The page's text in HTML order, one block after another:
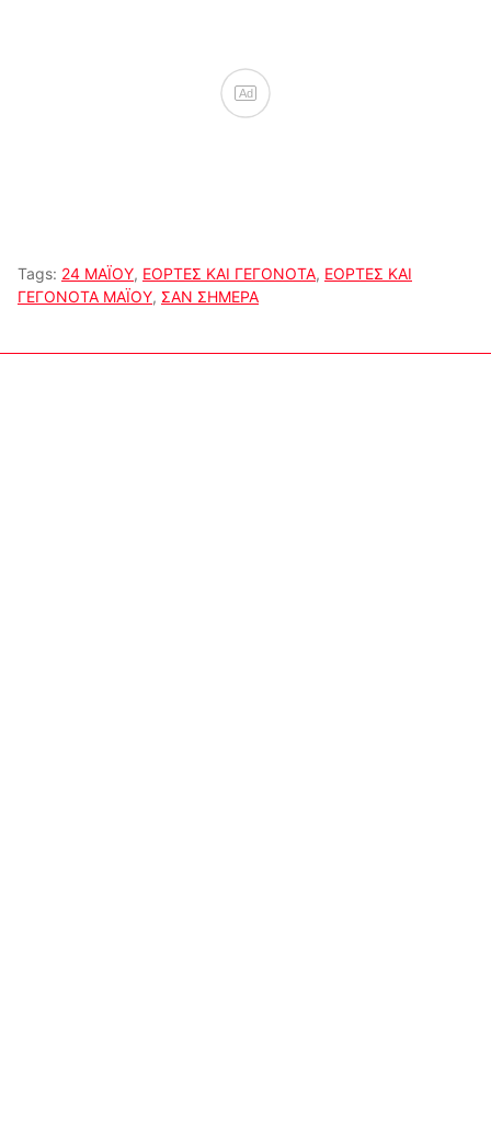
Ad
Tags: 24 ΜΑΪΟΥ, ΕΟΡΤΕΣ ΚΑΙ ΓΕΓΟΝΟΤΑ, ΕΟΡΤΕΣ ΚΑΙ
ΓΕΓΟΝΟΤΑ ΜΑΪΟΥ, ΣΑΝ ΣΗΜΕΡΑ